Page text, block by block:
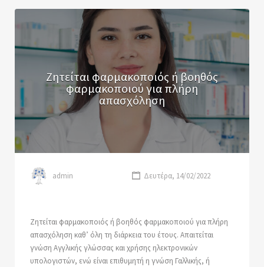
Ζητείται φαρμακοποιός ή βοηθός
φαρμακοποιού για πλήρη
απασχόληση
admin Δευτέρα, 14/02/2022
Ζητείται φαρμακοποιός ή βοηθός φαρμακοποιού για πλήρη
απασχόληση καθ’ όλη τη διάρκεια του έτους. Απαιτείται
γνώση Αγγλικής γλώσσας και χρήσης ηλεκτρονικών
υπολογιστών, ενώ είναι επιθυμητή η γνώση Γαλλικής, ή